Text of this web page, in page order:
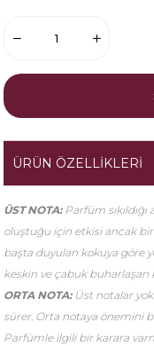
ÜRÜN ÖZELLIKLERI
ÜST NOTA:Parfüm
oluştuğu için etkisi ancak
başta duyulan kokuya göre
keskin ve çabuk buharlaşan
ORTA NOTA: Üst notalar
sürer. Orta notaya önemini
Parfümle ilgili bir karara